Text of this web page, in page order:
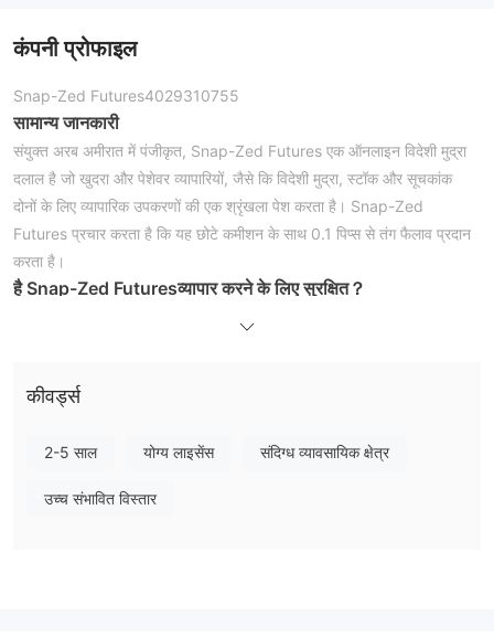
कंपनी प्रोफाइल
Snap-Zed Futures4029310755
सामान्य जानकारी
संयुक्त अरब अमीरात में पंजीकृत, Snap-Zed Futures एक ऑनलाइन विदेशी मुद्रा
दलाल है जो खुदरा और पेशेवर व्यापारियों, जैसे कि विदेशी मुद्रा, स्टॉक और सूचकांक
दोनों के लिए व्यापारिक उपकरणों की एक श्रृंखला पेश करता है। Snap-Zed
Futures प्रचार करता है कि यह छोटे कमीशन के साथ 0.1 पिप्स से तंग फैलाव प्रदान
करता है।
हैSnap-Zed Futuresव्यापार करने के लिए सुरक्षित？
को "कोई लाइसेंस नहीं" के रूप में वर्गीकृत किया गया है और इसे 1.13/10 का कम स्कोर
कृपया अपतटीय, अनियमित विदेशी मुद्रा दलाल के साथ व्यापार से जुड़े काफी जोखिम से
बाजार उपकरण
कीवर्ड्स
2-5 साल योग्य लाइसेंस संदिग्ध व्यावसायिक क्षेत्र
उच्च संभावित विस्तार